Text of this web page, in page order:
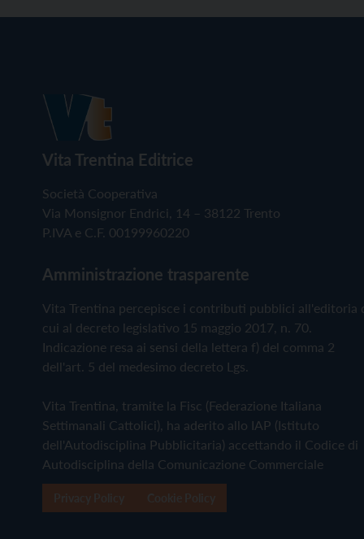
Vita Trentina Editrice
Società Cooperativa
Via Monsignor Endrici, 14 – 38122 Trento
P.IVA e C.F. 00199960220
Amministrazione trasparente
Vita Trentina percepisce i contributi pubblici all'editoria
cui al decreto legislativo 15 maggio 2017, n. 70.
Indicazione resa ai sensi della lettera f) del comma 2
dell'art. 5 del medesimo decreto Lgs.
Vita Trentina, tramite la Fisc (Federazione Italiana
Settimanali Cattolici), ha aderito allo IAP (Istituto
dell'Autodisciplina Pubblicitaria) accettando il Codice di
Autodisciplina della Comunicazione Commerciale